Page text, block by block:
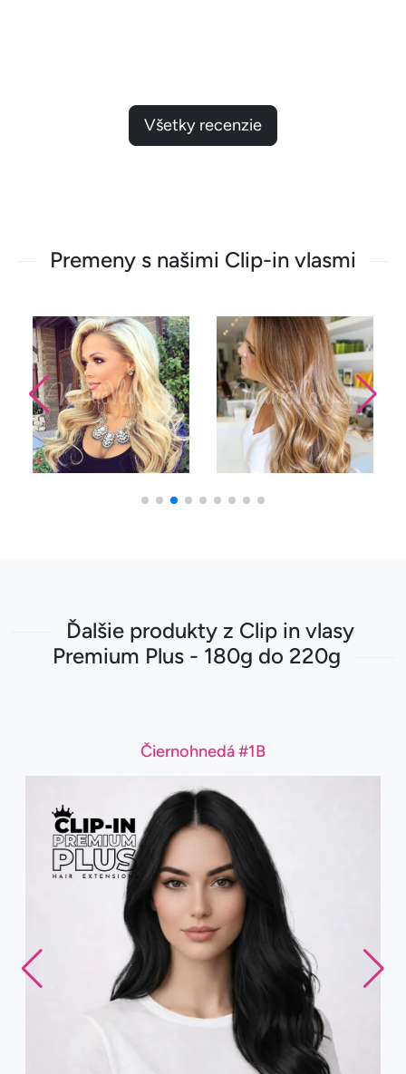
Všetky recenzie
Premeny s našimi Clip-in vlasmi
Ďalšie produkty z Clip in vlasy
Premium Plus - 180g do 220g
Čiernohnedá #1B